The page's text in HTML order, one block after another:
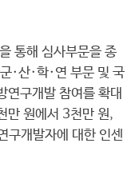
통해 심사부문을 종
·산·학·연 부문 및 국
연구개발 참여를 확대
만 원에서 3천만 원,
구개발자에 대한 인센